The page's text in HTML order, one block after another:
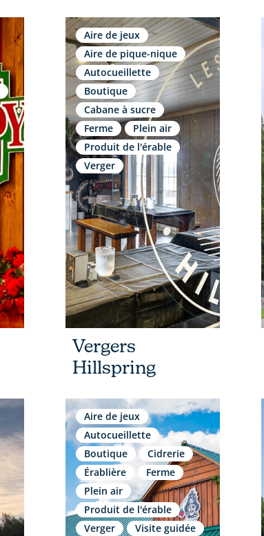
Aire de jeux
Aire de pique-nique
Autocueillette
Boutique
Cabane à sucre
Ferme
Plein air
Produit de l'érable
Verger
Vergers
Hillspring
Aire de jeux
Autocueillette
Boutique
Cidrerie
Érablière
Ferme
Plein air
Produit de l'érable
Verger
Visite guidée